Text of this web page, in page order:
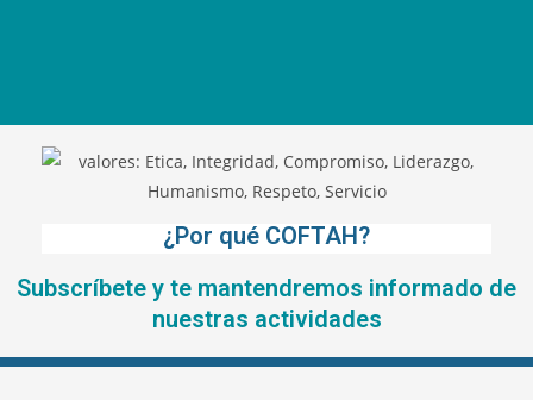
¿Por qué COFTAH?
Subscríbete y te mantendremos informado de
nuestras actividades